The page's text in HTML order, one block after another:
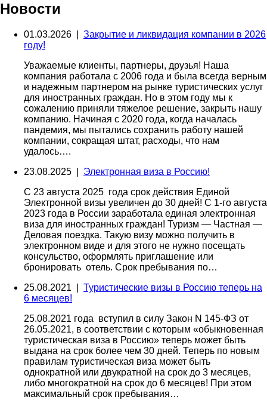
Новости
01.03.2026 | Закрытие и ликвидация компании в 2026
году!
Уважаемые клиенты, партнеры, друзья! Наша
компания работала с 2006 года и была всегда верным
и надежным партнером на рынке туристических услуг
для иностранных граждан. Но в этом году мы к
сожалению приняли тяжелое решение, закрыть нашу
компанию. Начиная с 2020 года, когда началась
пандемия, мы пытались сохранить работу нашей
компании, сокращая штат, расходы, что нам
удалось….
23.08.2025 | Электронная виза в Россию!
С 23 августа 2025 года срок действия Единой
Электронной визы увеличен до 30 дней! С 1-го августа
2023 года в России заработала единая электронная
виза для иностранных граждан! Туризм — Частная —
Деловая поездка. Такую визу можно получить в
электронном виде и для этого не нужно посещать
консульство, оформлять приглашение или
бронировать отель. Срок пребывания по…
25.08.2021 | Туристические визы в Россию теперь на
6 месяцев!
25.08.2021 года вступил в силу Закон N 145-ФЗ от
26.05.2021, в соответствии с которым «обыкновенная
туристическая виза в Россию» теперь может быть
выдана на срок более чем 30 дней. Теперь по новым
правилам туристическая виза может быть
однократной или двукратной на срок до 3 месяцев,
либо многократной на срок до 6 месяцев! При этом
максимальный срок пребывания…